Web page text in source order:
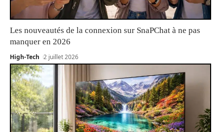
Les nouveautés de la connexion sur SnaPChat à ne pas
manquer en 2026
High-Tech 2 juillet 2026